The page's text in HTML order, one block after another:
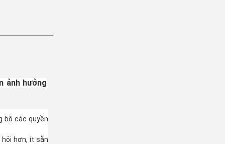
ảnh hưởng
bộ các quyền
hơn, ít sẵn